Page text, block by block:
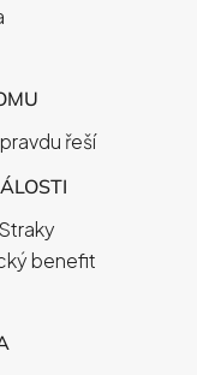
řeší
benefit